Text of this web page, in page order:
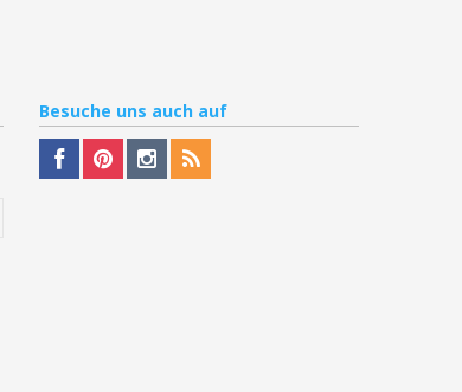
Besuche uns auch auf